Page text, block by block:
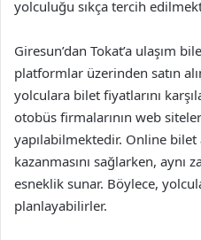
yolculuğu sıkça tercih
Giresun’dan Tokat’a ulaşım
platformlar üzerinden satın
yolculara bilet fiyatlarını
otobüs firmalarının web
yapılabilmektedir. Online bilet
kazanmasını sağlarken, aynı
esneklik sunar. Böylece,
planlayabilirler.